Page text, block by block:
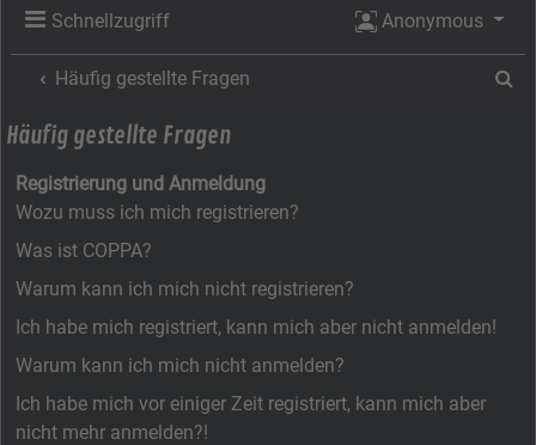
Schnellzugriff Anonymous
Häufig gestellte Fragen
Häufig gestellte Fragen
Registrierung und Anmeldung
Wozu muss ich mich registrieren?
Was ist COPPA?
Warum kann ich mich nicht registrieren?
Ich habe mich registriert, kann mich aber nicht anmelden!
Warum kann ich mich nicht anmelden?
Ich habe mich vor einiger Zeit registriert, kann mich aber
nicht mehr anmelden?!